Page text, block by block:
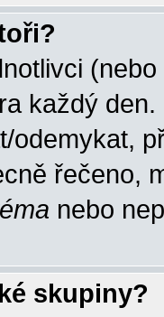
každý
odemykat,
řečeno,
nebo
skupiny?